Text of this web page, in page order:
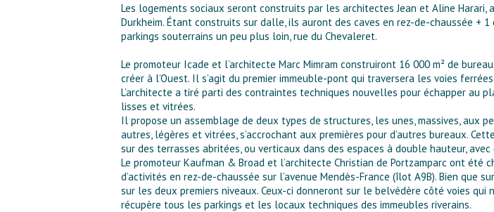
Les logements sociaux seront construits par les architectes Jean et Aline Harari,
Durkheim. Étant construits sur dalle, ils auront des caves en rez-de-chaussée +
parkings souterrains un peu plus loin, rue du Chevaleret.
Le promoteur Icade et l’architecte Marc Mimram construiront 16 000 m² de
créer à l’Ouest. Il s’agit du premier immeuble-pont qui traversera les voies
L’architecte a tiré parti des contraintes techniques nouvelles pour échapper au
lisses et vitrées.
Il propose un assemblage de deux types de structures, les unes, massives,
autres, légères et vitrées, s’accrochant aux premières pour d’autres bureaux.
sur des terrasses abritées, ou verticaux dans des espaces à double hauteur,
Le promoteur Kaufman & Broad et l’architecte Christian de Portzamparc ont été
d’activités en rez-de-chaussée sur l’avenue Mendès-France (îlot A9B). Bien
sur les deux premiers niveaux. Ceux-ci donneront sur le belvédère côté voies qui
récupère tous les parkings et les locaux techniques des immeubles riverains.